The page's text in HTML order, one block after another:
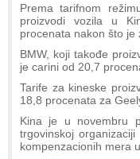
Prema tarifnom
proizvodi vozila u
procenata nakon što je
BMW, koji takođe
je carini od 20,7
Tarife za kineske
18,8 procenata za
Kina je u novembru
trgovinskoj
kompenzacionih mera